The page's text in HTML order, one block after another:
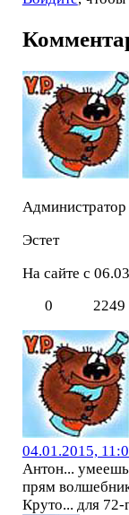
Администратор
Эстет
На сайте с
0
2249
04.01.2015,
Антон...
прям
Круто... для